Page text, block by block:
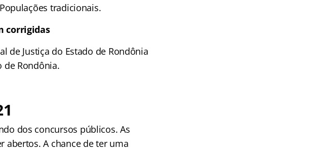
tradicionais.
corrigidas
de Justiça do Estado de Rondônia
de Rondônia.
dos concursos públicos. As
abertos. A chance de ter uma